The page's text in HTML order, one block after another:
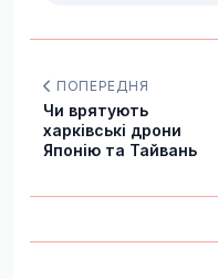
ПОПЕРЕДНЯ
Чи врятують
харківські дрони
Японію та Тайвань